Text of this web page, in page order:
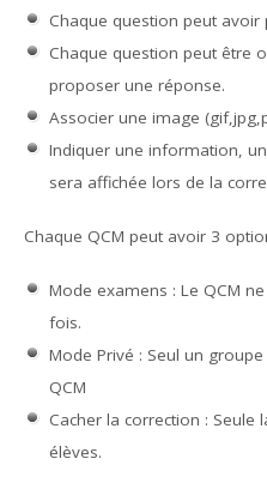
Chaque question peut
Chaque question peut être
proposer une réponse.
Associer une image
Indiquer une information,
sera affichée lors de la
Chaque QCM peut avoir 3
Mode examens : Le QCM
fois.
Mode Privé : Seul un
QCM
Cacher la correction :
élèves.